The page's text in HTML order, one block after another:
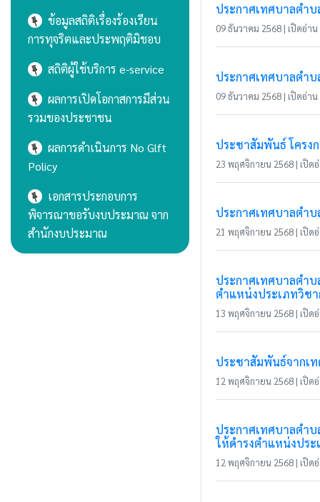
ข้อมูลสถิติเรื่องร้องเรียน
การทุจริตและประพฤติมิชอบ
สถิติผู้ใช้บริการ e-service
ผลการเปิดโอกาสการมีส่วน
รวมของประชาชน
ผลการดำเนินการ No Glft
Policy
เอกสารประกอบการ
พิจารณาขอรับงบประมาณ จาก
สำนักงบประมาณ
ประกาศเทศบาลตำ
09 ธันวาคม 2568 | เปิดอ่าน
ประกาศเทศบาลตำ
09 ธันวาคม 2568 | เปิดอ่าน
ประชาสัมพันธ์ โครง
23 พฤศจิกายน 2568 | เปิด
ประกาศเทศบาลตำบ
21 พฤศจิกายน 2568 | เปิด
ประกาศเทศบาลตำ
ตำแหน่งประเภทวิช
13 พฤศจิกายน 2568 | เปิด
ประชาสัมพันธ์จากเ
12 พฤศจิกายน 2568 | เปิด
ประกาศเทศบาลตำ
ให้ดำรงตำแหน่งปร
12 พฤศจิกายน 2568 | เปิด